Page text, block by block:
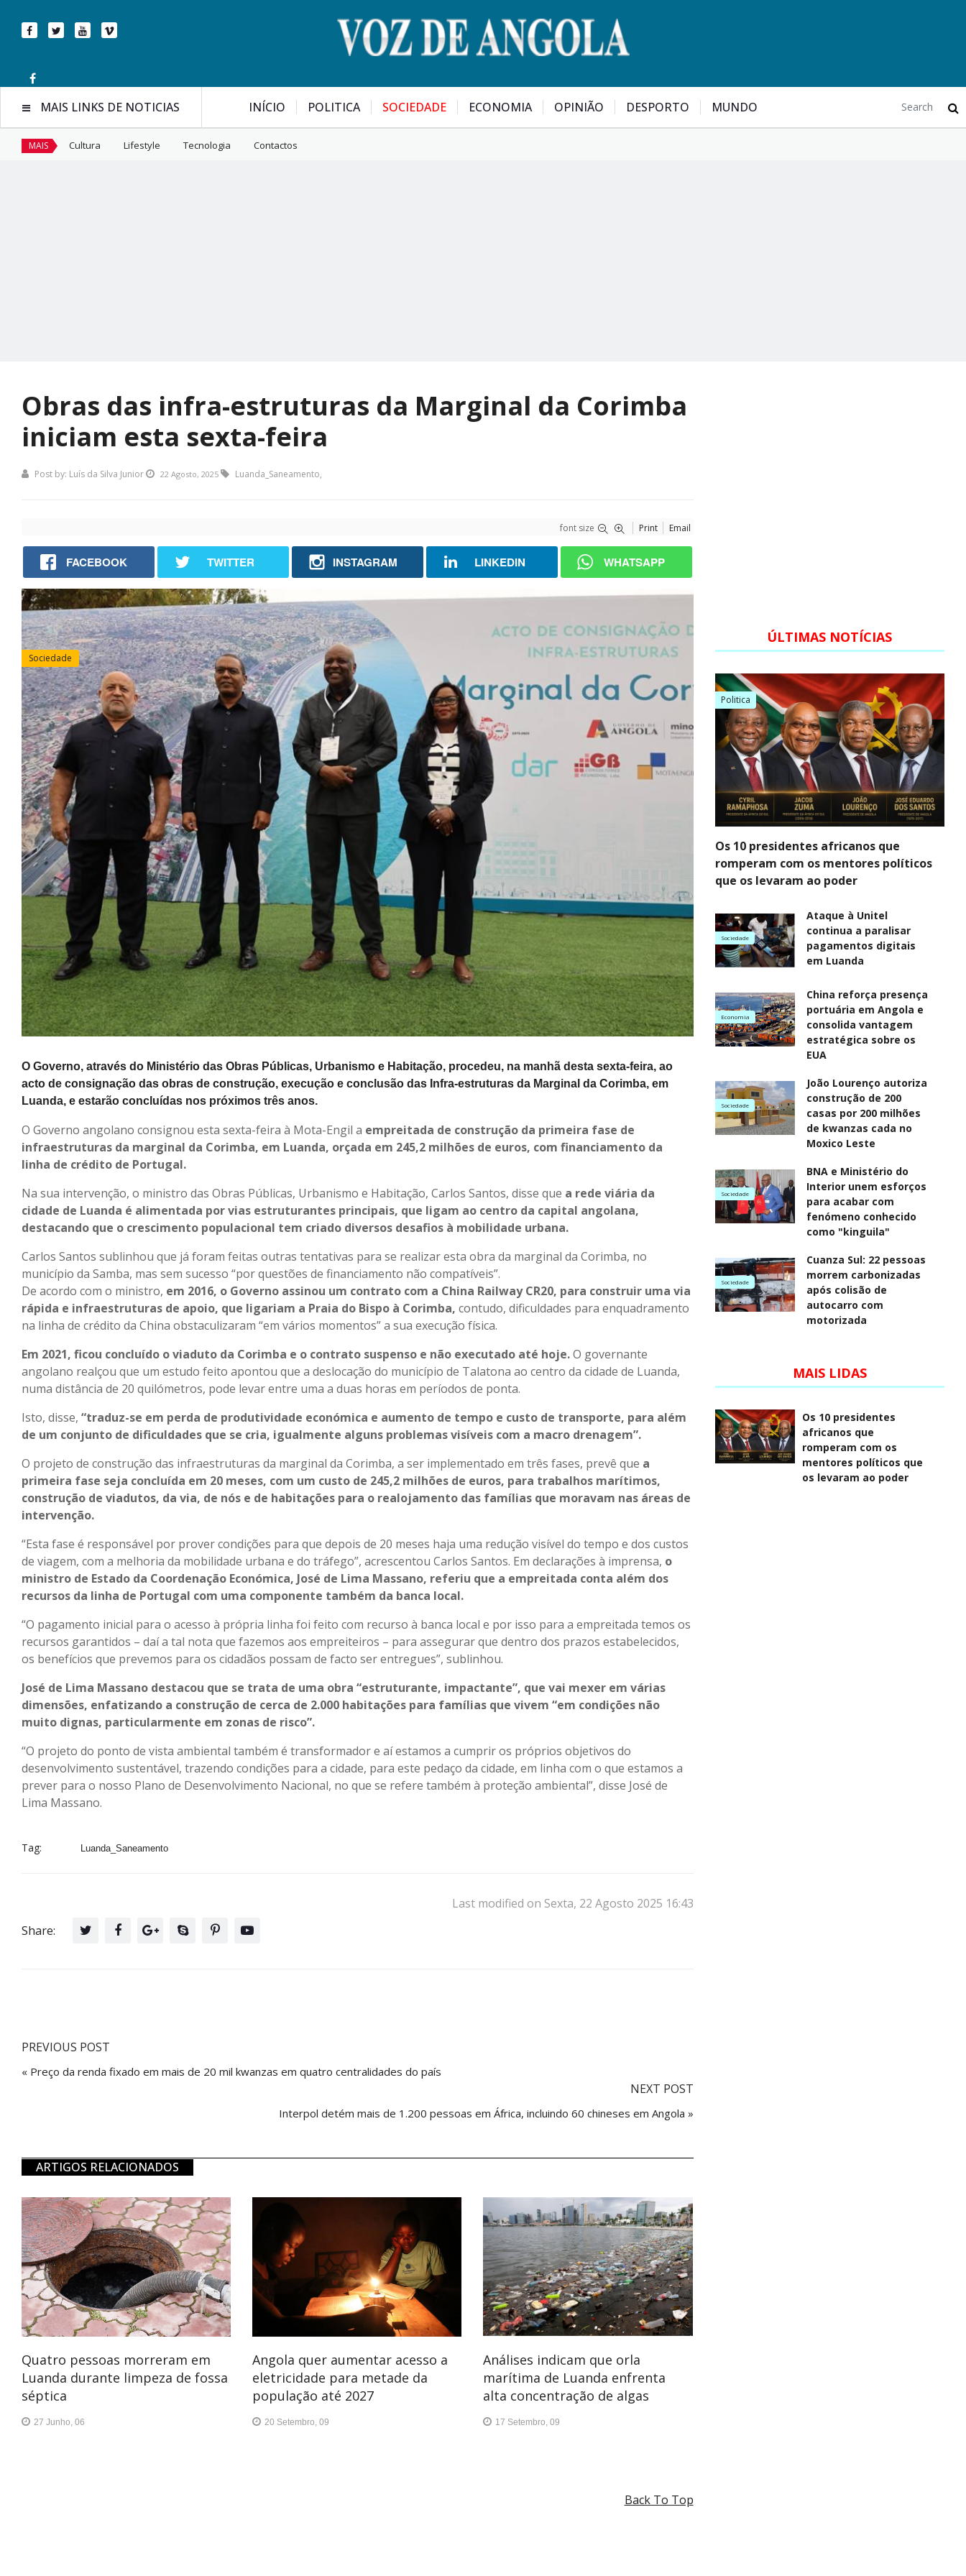
INÍCIO POLITICA SOCIEDADE ECONOMIA OPINIÃO DESPORTO MUNDO
MAIS LINKS DE NOTICIAS
MAIS Cultura Lifestyle Tecnologia Contactos
Obras das infra-estruturas da Marginal da Corimba
iniciam esta sexta-feira
Post by: Luís da Silva Junior 22 Agosto, 2025 Luanda_Saneamento,
font size Print Email
FACEBOOK TWITTER INSTAGRAM LINKEDIN WHATSAPP
Sociedade
O Governo, através do Ministério das Obras Públicas, Urbanismo e Habitação, procedeu, na manhã desta sexta-feira, ao
acto de consignação das obras de construção, execução e conclusão das Infra-estruturas da Marginal da Corimba, em
Luanda, e estarão concluídas nos próximos três anos.
O Governo angolano consignou esta sexta-feira à Mota-Engil a empreitada de construção da primeira fase de
infraestruturas da marginal da Corimba, em Luanda, orçada em 245,2 milhões de euros, com financiamento da
linha de crédito de Portugal.
Na sua intervenção, o ministro das Obras Públicas, Urbanismo e Habitação, Carlos Santos, disse que a rede viária da
cidade de Luanda é alimentada por vias estruturantes principais, que ligam ao centro da capital angolana,
destacando que o crescimento populacional tem criado diversos desafios à mobilidade urbana.
Carlos Santos sublinhou que já foram feitas outras tentativas para se realizar esta obra da marginal da Corimba, no
município da Samba, mas sem sucesso “por questões de financiamento não compatíveis”.
De acordo com o ministro, em 2016, o Governo assinou um contrato com a China Railway CR20, para construir uma via
rápida e infraestruturas de apoio, que ligariam a Praia do Bispo à Corimba, contudo, dificuldades para enquadramento
na linha de crédito da China obstaculizaram “em vários momentos” a sua execução física.
Em 2021, ficou concluído o viaduto da Corimba e o contrato suspenso e não executado até hoje.O governante
angolano realçou que um estudo feito apontou que a deslocação do município de Talatona ao centro da cidade de Luanda,
numa distância de 20 quilómetros, pode levar entre uma a duas horas em períodos de ponta.
Isto, disse, “traduz-se em perda de produtividade económica e aumento de tempo e custo de transporte, para além
de um conjunto de dificuldades que se cria, igualmente alguns problemas visíveis com a macro drenagem”.
O projeto de construção das infraestruturas da marginal da Corimba, a ser implementado em três fases, prevê que a
primeira fase seja concluída em 20 meses, com um custo de 245,2 milhões de euros, para trabalhos marítimos,
construção de viadutos, da via, de nós e de habitações para o realojamento das famílias que moravam nas áreas de
intervenção.
“Esta fase é responsável por prover condições para que depois de 20 meses haja uma redução visível do tempo e dos custos
de viagem, com a melhoria da mobilidade urbana e do tráfego”, acrescentou Carlos Santos. Em declarações à imprensa, o
ministro de Estado da Coordenação Económica, José de Lima Massano, referiu que a empreitada conta além dos
recursos da linha de Portugal com uma componente também da banca local.
“O pagamento inicial para o acesso à própria linha foi feito com recurso à banca local e por isso para a empreitada temos os
recursos garantidos – daí a tal nota que fazemos aos empreiteiros – para assegurar que dentro dos prazos estabelecidos,
os benefícios que prevemos para os cidadãos possam de facto ser entregues”, sublinhou.
José de Lima Massano destacou que se trata de uma obra “estruturante, impactante”, que vai mexer em várias
dimensões, enfatizando a construção de cerca de 2.000 habitações para famílias que vivem “em condições não
muito dignas, particularmente em zonas de risco”.
“O projeto do ponto de vista ambiental também é transformador e aí estamos a cumprir os próprios objetivos do
desenvolvimento sustentável, trazendo condições para a cidade, para este pedaço da cidade, em linha com o que estamos a
prever para o nosso Plano de Desenvolvimento Nacional, no que se refere também à proteção ambiental”, disse José de
Lima Massano.
Tag: Luanda_Saneamento
Last modified on Sexta, 22 Agosto 2025 16:43
Share:
PREVIOUS POST
« Preço da renda fixado em mais de 20 mil kwanzas em quatro centralidades do país
NEXT POST
Interpol detém mais de 1.200 pessoas em África, incluindo 60 chineses em Angola »
ARTIGOS RELACIONADOS
Quatro pessoas morreram em
Luanda durante limpeza de fossa
séptica
27 Junho, 06
Angola quer aumentar acesso a
eletricidade para metade da
população até 2027
20 Setembro, 09
Análises indicam que orla
marítima de Luanda enfrenta
alta concentração de algas
17 Setembro, 09
Back To Top
ÚLTIMAS NOTÍCIAS
Politica
Os 10 presidentes africanos que
romperam com os mentores políticos
que os levaram ao poder
Sociedade
Ataque à Unitel
continua a paralisar
pagamentos digitais
em Luanda
Economia
China reforça presença
portuária em Angola e
consolida vantagem
estratégica sobre os
EUA
Sociedade
João Lourenço autoriza
construção de 200
casas por 200 milhões
de kwanzas cada no
Moxico Leste
Sociedade
BNA e Ministério do
Interior unem esforços
para acabar com
fenómeno conhecido
como "kinguila"
Sociedade
Cuanza Sul: 22 pessoas
morrem carbonizadas
após colisão de
autocarro com
motorizada
MAIS LIDAS
Os 10 presidentes
africanos que
romperam com os
mentores políticos que
os levaram ao poder